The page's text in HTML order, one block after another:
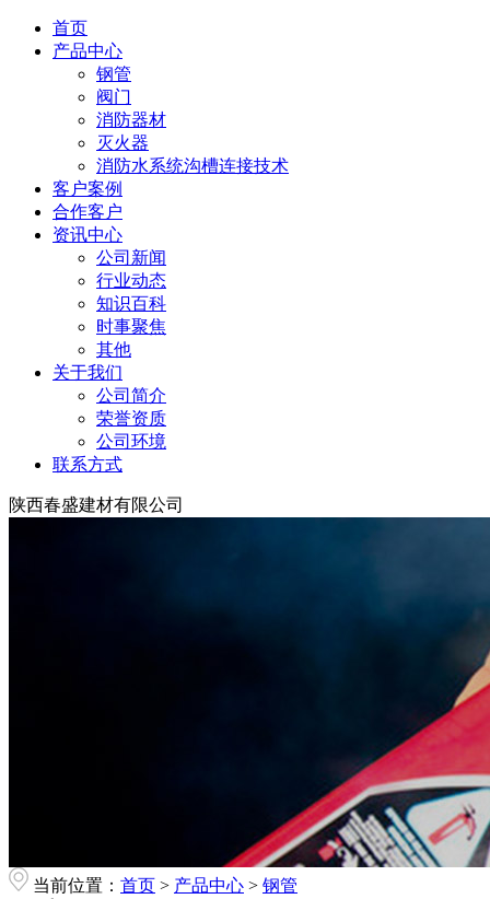
首页
产品中心
钢管
阀门
消防器材
灭火器
消防水系统沟槽连接技术
客户案例
合作客户
资讯中心
公司新闻
行业动态
知识百科
时事聚焦
其他
关于我们
公司简介
荣誉资质
公司环境
联系方式
陕西春盛建材有限公司
当前位置： 首页 > 产品中心 > 钢管